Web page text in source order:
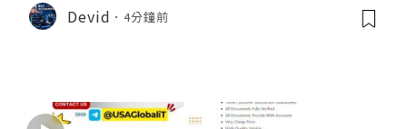
Devid 4分鐘前